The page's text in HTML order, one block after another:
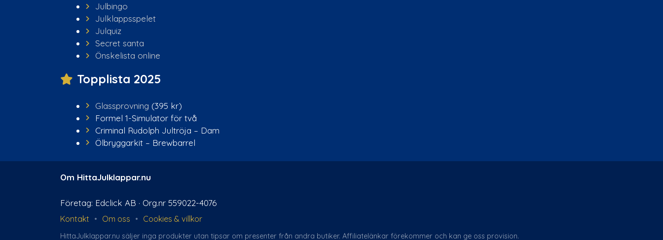
Julbingo
Julklappsspelet
Julquiz
Secret santa
Önskelista online
Topplista 2025
Glassprovning (395 kr)
Formel 1-Simulator för två
Criminal Rudolph Jultröja – Dam
Ölbryggarkit – Brewbarrel
Om HittaJulklappar.nu
Företag: Edclick AB · Org.nr 559022-4076
Kontakt • Om oss • Cookies & villkor
HittaJulklappar.nu säljer inga produkter utan tipsar om presenter från andra butiker. Affiliate­länkar förekommer och kan ge oss provision.